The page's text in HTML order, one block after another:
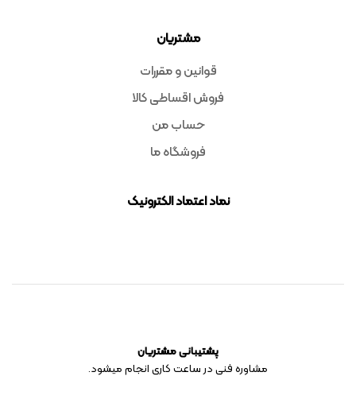
مشتریان
قوانین و مقررات
فروش اقساطی کالا
حساب من
فروشگاه ما
نماد اعتماد الکترونیک
پشتیبانی مشتریان
مشاوره فنی در ساعت کاری انجام میشود.